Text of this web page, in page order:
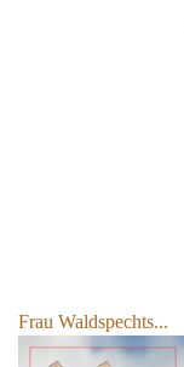
Frau Waldspechts...